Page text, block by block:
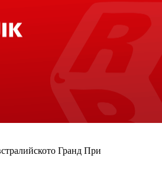
Гранд При